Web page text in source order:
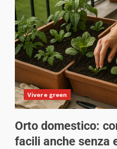
Vivere green
Orto domestico:
facili anche senza